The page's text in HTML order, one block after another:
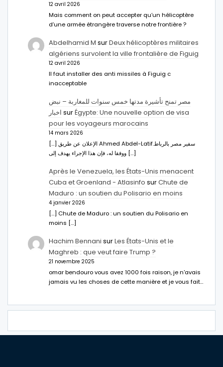
12 avril 2026
Mais comment on peut accepter qu’un hélicoptère
d’une armée étrangère traverse notre frontière ?
Abdelhamid M surDeux hélicoptères militaires
algériens survolent la ville frontalière de Figuig
12 avril 2026
Il faut installer des anti missiles à Figuig c
inacceptable
مصر تمنح تأشيرة مدتها خمس سنوات للمغاربة – نبض
اخبار surÉgypte: Une nouvelle option de visa
pour les voyageurs marocains
14 mars 2026
[…] الإعلان عن طريق Ahmed Abdel-Latifسفير مصر بالرباط.
ووفقا له، فإن هذا الإجراء يهدف إلى […]
Après le Venezuela, les États-Unis menacent
Cuba et Groenland - Atlasinfo surChute de
Maduro : un soutien du Polisario en moins
4 janvier 2026
[…] Chute de Maduro : un soutien du Polisario en
moins […]
Hachim Bennani surLes États-Unis et le
Maghreb : que veut faire Trump ?
21 novembre 2025
omar bendouro vous avez 1000 fois raison, je n'avais
jamais vu les choses de cette manière et je vous fait…